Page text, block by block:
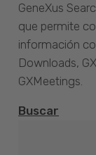
GeneXus
que permite
información
Downloads,
GXMeetings.
Buscar